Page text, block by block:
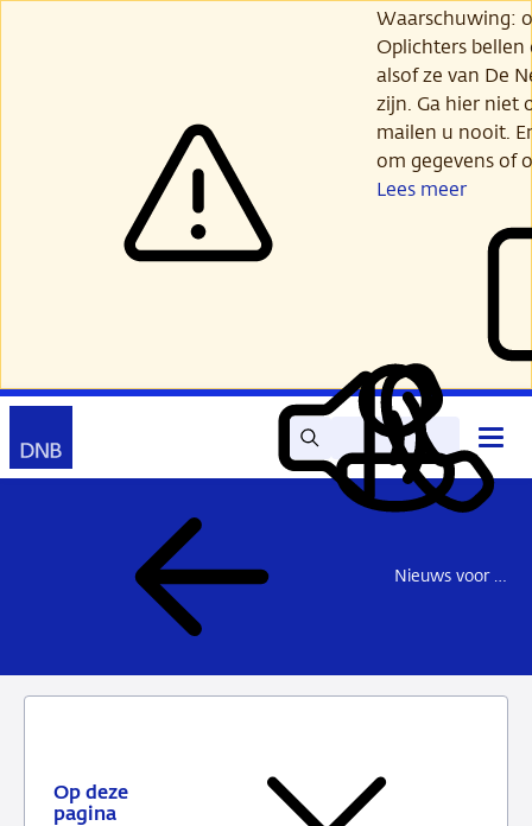
Waarschuwing:
Oplichters
alsof ze van De
zijn. Ga hier niet
mailen u nooit.
om gegevens of
Lees meer
Zoek Lees
voor
Mijn
DNB
Contact
Nieuws voor de sector
Op deze
pagina